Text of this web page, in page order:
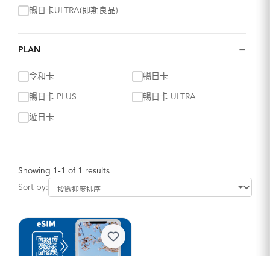
暢日卡ULTRA(即期良品)
PLAN −
令和卡 暢日卡
暢日卡 PLUS 暢日卡 ULTRA
遊日卡
Showing 1-1 of 1 results
Sort by: